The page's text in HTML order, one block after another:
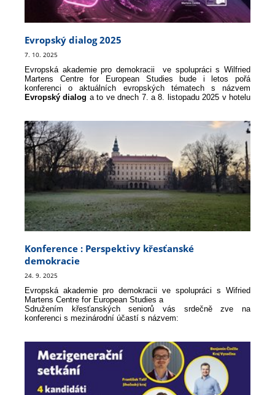
Evropský dialog 2025
7. 10. 2025
Evropská akademie pro demokracii ve spolupráci s Wilfried
Martens Centre for European Studies bude i letos pořá
konferenci o aktuálních evropských tématech s názvem
Evropský dialog a to ve dnech 7. a 8. listopadu 2025 v hotelu
Konference : Perspektivy křesťanské
demokracie
24. 9. 2025
Evropská akademie pro demokracii ve spolupráci s Wifried
Martens Centre for European Studies a
Sdružením křesťanských seniorů vás srdečně zve na
konferenci s mezinárodní účastí s názvem: